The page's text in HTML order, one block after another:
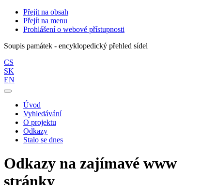
Přejít na obsah
Přejít na menu
Prohlášení o webové přístupnosti
Soupis památek - encyklopedický přehled sídel
CS
SK
EN
Úvod
Vyhledávání
O projektu
Odkazy
Stalo se dnes
Odkazy na zajímavé www
stránky